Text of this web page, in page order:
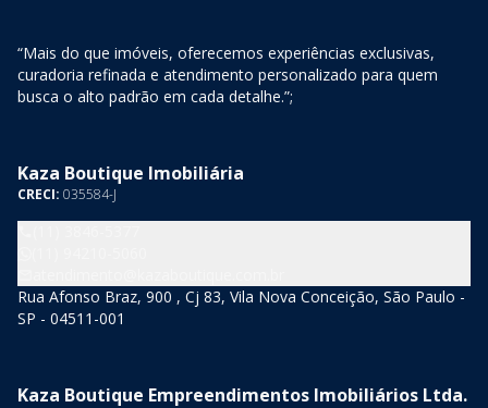
“Mais do que imóveis, oferecemos experiências exclusivas,
curadoria refinada e atendimento personalizado para quem
busca o alto padrão em cada detalhe.”;
Kaza Boutique Imobiliária
CRECI: 035584-J
Rua Afonso Braz, 900 , Cj 83, Vila Nova Conceição, São Paulo -
SP - 04511-001
Kaza Boutique Empreendimentos Imobiliários Ltda.